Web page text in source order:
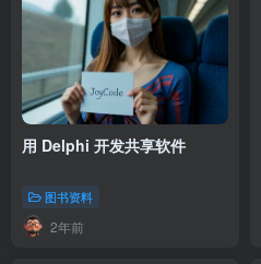
用 Delphi 开发共享软件
图书资料
2年前